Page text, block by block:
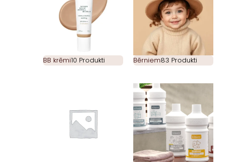
BB krēmi10 Produkti Bērniem83 Produkti